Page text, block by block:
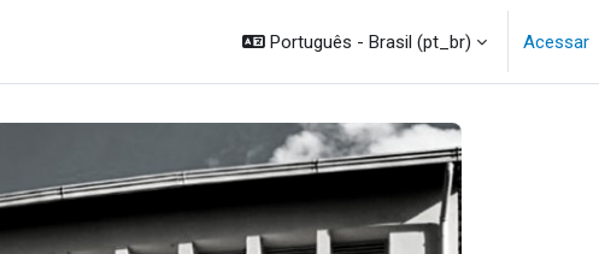
Português - Brasil ‎(pt_br)‎ Acessar